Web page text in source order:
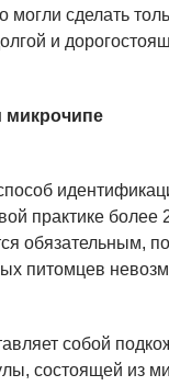
могли сделать
и
микрочипе
практике более
обязательным,
питомцев
собой
состоящей из